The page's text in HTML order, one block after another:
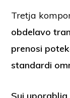
Tretja
obdelavo
prenosi
standardi